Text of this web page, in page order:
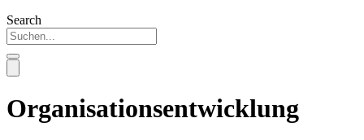
Search
Organisations­entwicklung